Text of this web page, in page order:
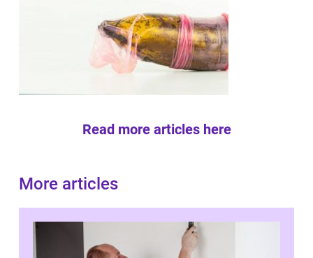
Read more articles here
More articles